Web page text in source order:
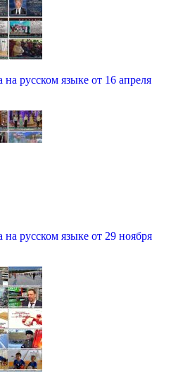
русском языке от 16 апреля
русском языке от 29 ноября